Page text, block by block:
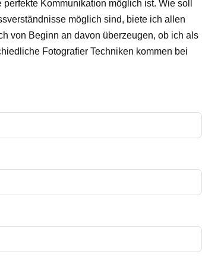
Kommunikation möglich ist. Wie soll
möglich sind, biete ich allen
von Beginn an davon überzeugen, ob ich als
Fotografier Techniken kommen bei